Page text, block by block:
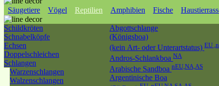
Säugetiere Vögel Reptilien Amphibien Fische
Schildkröten
Schnabelköpfe
Echsen
Doppelschleichen
Schlangen
Warzenschlangen
Walzenschlangen
Abgottschlange
(Königsboa)
(kein Art- oder Unterartstatus) EU
Andros-Schlankboa NA
Arabische Sandboa nEU,NA,AS
Argentinische Boa